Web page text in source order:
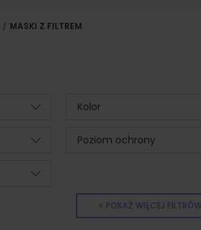
MASKI Z FILTREM
Kolor
Poziom ochrony
+ POKAŻ WIĘCEJ FILTRÓW